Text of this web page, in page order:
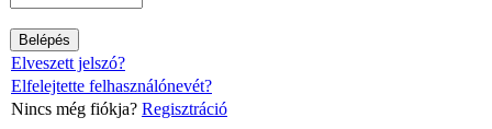
Elveszett jelszó?
Elfelejtette felhasználónevét?
Nincs még fiókja? Regisztráció